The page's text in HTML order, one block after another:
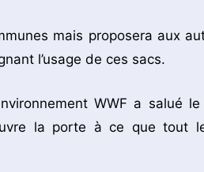
mais proposera aux
l’usage de ces sacs.
WWF a
la porte à ce que tout